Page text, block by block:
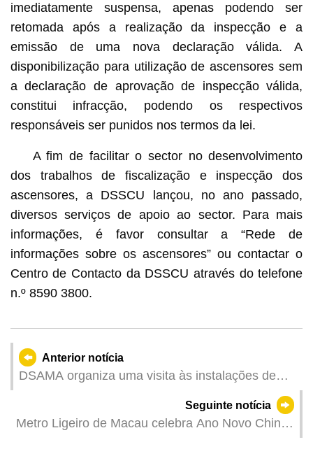
imediatamente suspensa, apenas podendo ser
retomada após a realização da inspecção e a
emissão de uma nova declaração válida. A
disponibilização para utilização de ascensores sem
a declaração de aprovação de inspecção válida,
constitui infracção, podendo os respectivos
responsáveis ser punidos nos termos da lei.
A fim de facilitar o sector no desenvolvimento
dos trabalhos de fiscalização e inspecção dos
ascensores, a DSSCU lançou, no ano passado,
diversos serviços de apoio ao sector. Para mais
informações, é favor consultar a “Rede de
informações sobre os ascensores” ou contactar o
Centro de Contacto da DSSCU através do telefone
n.º 8590 3800.
Anterior notícia
DSAMA organiza uma visita às instalações de
Consultivo de Serviços Comunitários das Ilhas
Seguinte notícia
Metro Ligeiro de Macau celebra Ano Novo Chinês